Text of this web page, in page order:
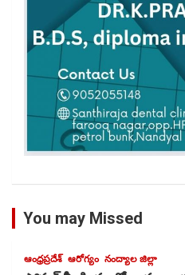
You may Missed
ఆంధ్రప్రదేశ్ ఆరోగ్యం నంద్యాల జిల్లా